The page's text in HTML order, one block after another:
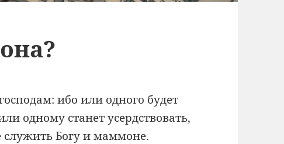
ибо или одного будет
одному станет усердствовать,
служить Богу и маммоне.